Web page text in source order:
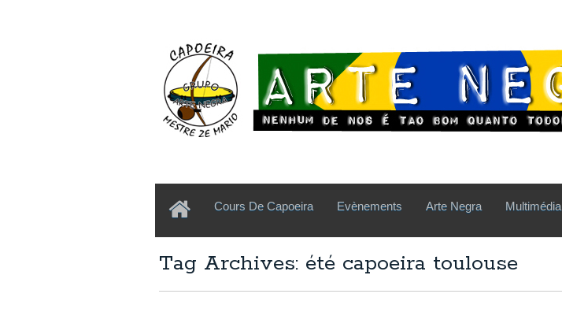
Cours De Capoeira Evènements Arte Negra Multimédia
Tag Archives: été capoeira toulouse